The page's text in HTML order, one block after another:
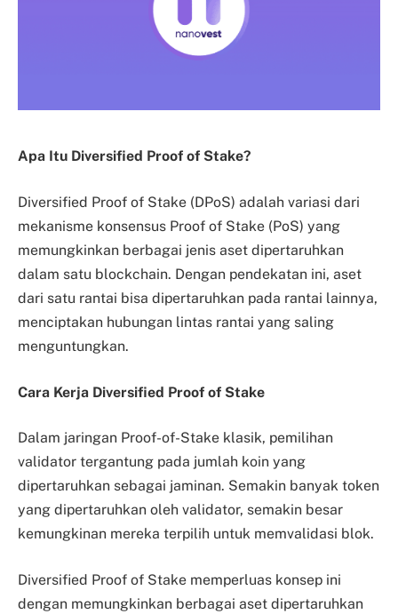
Apa Itu Diversified Proof of Stake?
Diversified Proof of Stake (DPoS) adalah variasi dari
mekanisme konsensus Proof of Stake (PoS) yang
memungkinkan berbagai jenis aset dipertaruhkan
dalam satu blockchain. Dengan pendekatan ini, aset
dari satu rantai bisa dipertaruhkan pada rantai lainnya,
menciptakan hubungan lintas rantai yang saling
menguntungkan.
Cara Kerja Diversified Proof of Stake
Dalam jaringan Proof-of-Stake klasik, pemilihan
validator tergantung pada jumlah koin yang
dipertaruhkan sebagai jaminan. Semakin banyak token
yang dipertaruhkan oleh validator, semakin besar
kemungkinan mereka terpilih untuk memvalidasi blok.
Diversified Proof of Stake memperluas konsep ini
dengan memungkinkan berbagai aset dipertaruhkan